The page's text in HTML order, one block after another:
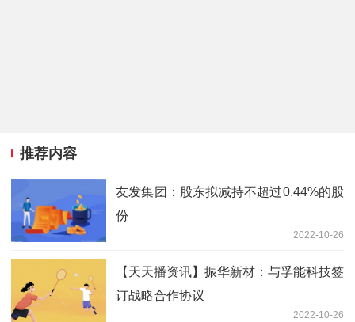
推荐内容
友发集团：股东拟减持不超过0.44%的股
份
2022-10-26
【天天播资讯】振华新材：与孚能科技签
订战略合作协议
2022-10-26